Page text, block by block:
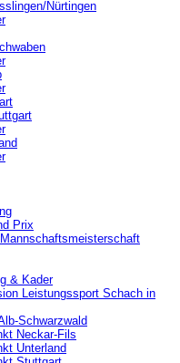
Nürtingen
Prix
& Kader
Leistungssport Schach in
Schwarzwald
Neckar-Fils
Unterland